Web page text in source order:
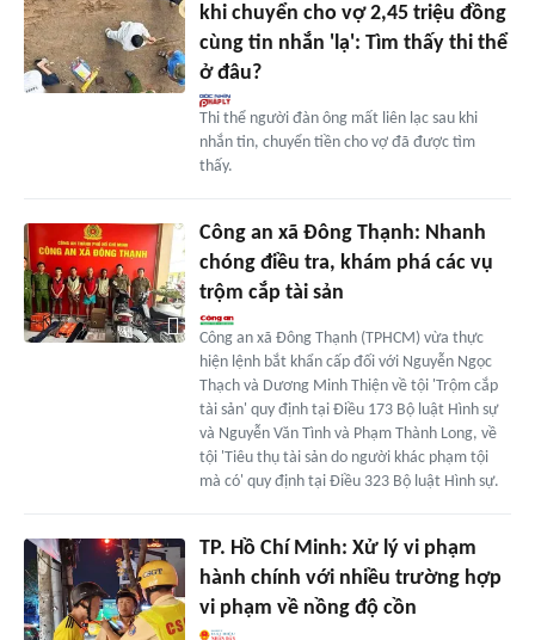
khi chuyển cho vợ 2,45 triệu đồng
cùng tin nhắn 'lạ': Tìm thấy thi thể
ở đâu?
Thi thể người đàn ông mất liên lạc sau khi
nhắn tin, chuyển tiền cho vợ đã được tìm
thấy.
Công an xã Đông Thạnh: Nhanh
chóng điều tra, khám phá các vụ
trộm cắp tài sản
Công an xã Đông Thạnh (TPHCM) vừa thực
hiện lệnh bắt khẩn cấp đối với Nguyễn Ngọc
Thạch và Dương Minh Thiện về tội 'Trộm cắp
tài sản' quy định tại Điều 173 Bộ luật Hình sự
và Nguyễn Văn Tình và Phạm Thành Long, về
tội 'Tiêu thụ tài sản do người khác phạm tội
mà có' quy định tại Điều 323 Bộ luật Hình sự.
TP. Hồ Chí Minh: Xử lý vi phạm
hành chính với nhiều trường hợp
vi phạm về nồng độ cồn